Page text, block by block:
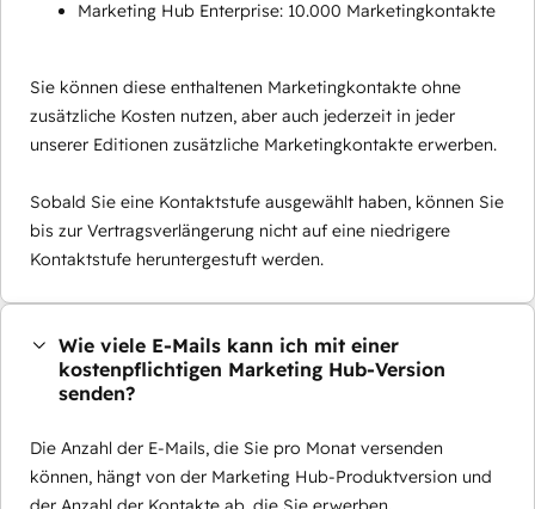
Marketing Hub Enterprise: 10.000 Marketingkontakte
Sie können diese enthaltenen Marketingkontakte ohne
zusätzliche Kosten nutzen, aber auch jederzeit in jeder
unserer Editionen zusätzliche Marketingkontakte erwerben.
Sobald Sie eine Kontaktstufe ausgewählt haben, können Sie
bis zur Vertragsverlängerung nicht auf eine niedrigere
Kontaktstufe heruntergestuft werden.
Wie viele E-Mails kann ich mit einer
kostenpflichtigen Marketing Hub-Version
senden?
Die Anzahl der E-Mails, die Sie pro Monat versenden
können, hängt von der Marketing Hub-Produktversion und